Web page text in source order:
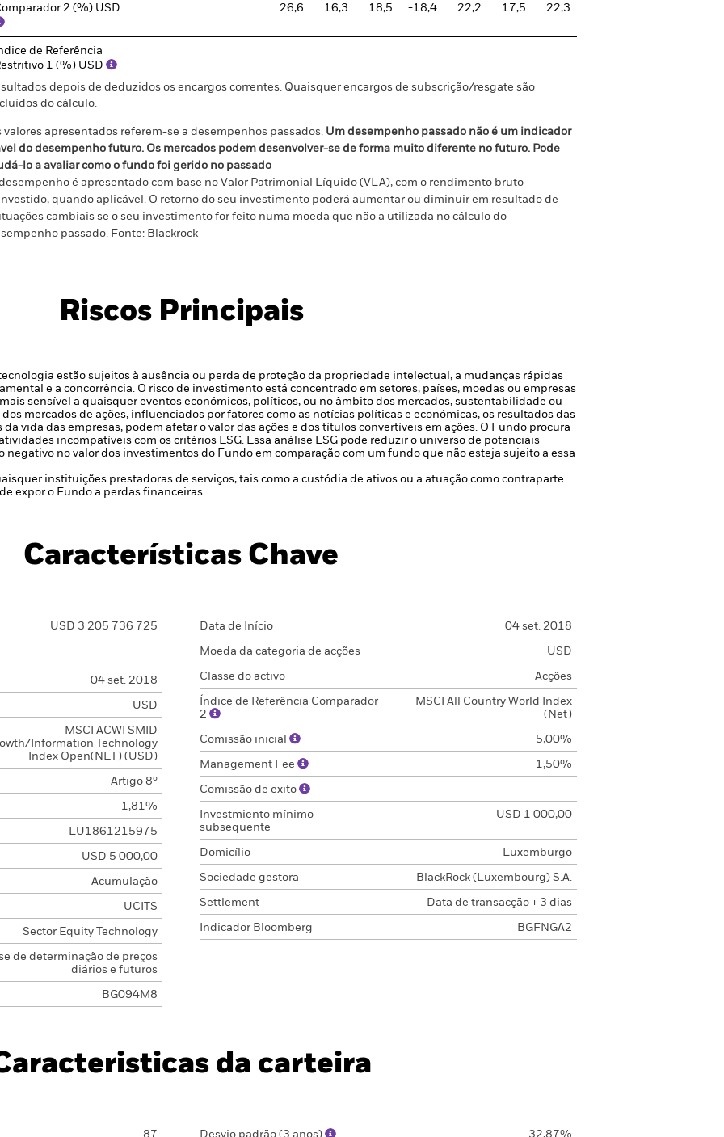
2 (%) USD
26,6 16,3 18,5 -18,4 22,2 17,5 22,3
de Referência
1 (%) USD
depois de deduzidos os encargos correntes. Quaisquer encargos de subscrição/resgate são
do cálculo.
valores apresentados referem-se a desempenhos passados. Um desempenho passado não é um indicador
do desempenho futuro. Os mercados podem desenvolver-se de forma muito diferente no futuro. Pode
lo a avaliar como o fundo foi gerido no passado
é apresentado com base no Valor Patrimonial Líquido (VLA), com o rendimento bruto
quando aplicável. O retorno do seu investimento poderá aumentar ou diminuir em resultado de
cambiais se o seu investimento for feito numa moeda que não a utilizada no cálculo do
passado. Fonte: Blackrock
Riscos Principais
estão sujeitos à ausência ou perda de proteção da propriedade intelectual, a mudanças rápidas
e a concorrência. O risco de investimento está concentrado em setores, países, moedas ou empresas
sensível a quaisquer eventos económicos, políticos, ou no âmbito dos mercados, sustentabilidade ou
mercados de ações, influenciados por fatores como as notícias políticas e económicas, os resultados das
vida das empresas, podem afetar o valor das ações e dos títulos convertíveis em ações. O Fundo procura
incompatíveis com os critérios ESG. Essa análise ESG pode reduzir o universo de potenciais
no valor dos investimentos do Fundo em comparação com um fundo que não esteja sujeito a essa
instituições prestadoras de serviços, tais como a custódia de ativos ou a atuação como contraparte
expor o Fundo a perdas financeiras.
Características Chave
USD 3 205 736 725
04 set. 2018
USD
MSCI ACWI SMID
Information Technology
Index Open(NET) (USD)
Artigo 8º
1,81%
LU1861215975
USD 5 000,00
Acumulação
UCITS
Sector Equity Technology
de determinação de preços
diários e futuros
BG094M8
Data de Início 04 set. 2018
Moeda da categoria de acções USD
Classe do activo Acções
Índice de Referência Comparador
2
MSCI All Country World Index
(Net)
Comissão inicial 5,00%
Management Fee 1,50%
Comissão de exito -
Investmiento mínimo
subsequente
USD 1 000,00
Domicílio Luxemburgo
Sociedade gestora BlackRock (Luxembourg) S.A.
Settlement Data de transacção + 3 dias
Indicador Bloomberg BGFNGA2
da carteira
87 Desvio padrão (3 anos) 32,87%